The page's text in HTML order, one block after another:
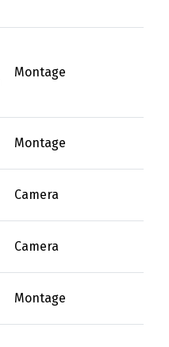
Montage
Montage
Camera
Camera
Montage